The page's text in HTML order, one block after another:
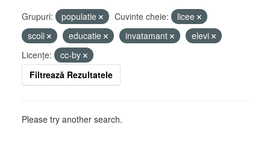
Grupuri: populatie Cuvinte cheie:
licee
scoli
educatie invatamant
elevi
Licenţe:
cc-by
Filtrează Rezultatele
Please try another search.